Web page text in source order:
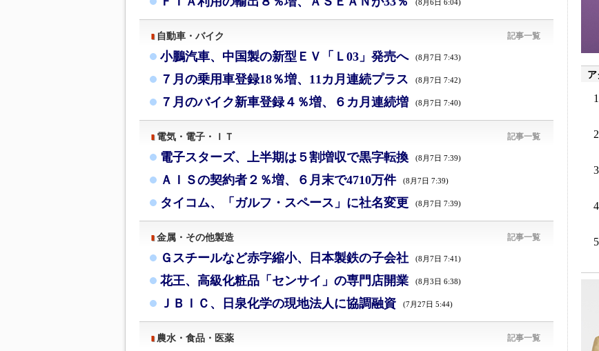
(8月6日 6:04)
自動車・バイク 記事一覧
小鵬汽車、中国製の新型ＥＶ「Ｌ03」発売へ (8月7日 7:43)
７月の乗用車登録18％増、11カ月連続プラス (8月7日 7:42)
７月のバイク新車登録４％増、６カ月連続増 (8月7日 7:40)
電気・電子・ＩＴ 記事一覧
電子スターズ、上半期は５割増収で黒字転換 (8月7日 7:39)
ＡＩＳの契約者２％増、６月末で4710万件 (8月7日 7:39)
タイコム、「ガルフ・スペース」に社名変更 (8月7日 7:39)
金属・その他製造 記事一覧
Ｇスチールなど赤字縮小、日本製鉄の子会社 (8月7日 7:41)
花王、高級化粧品「センサイ」の専門店開業 (8月3日 6:38)
ＪＢＩＣ、日泉化学の現地法人に協調融資 (7月27日 5:44)
農水・食品・医薬 記事一覧